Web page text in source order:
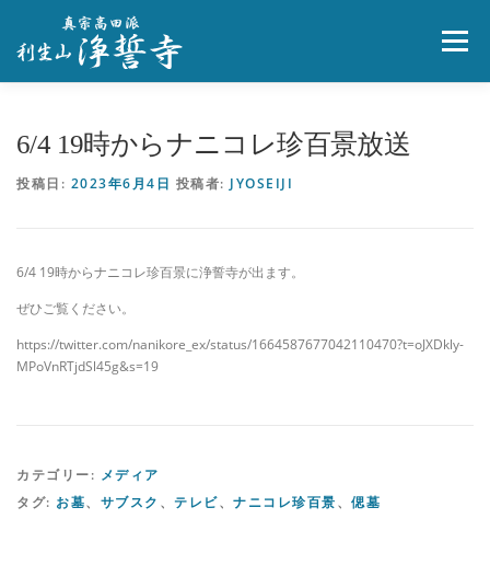
メニュー
6/4 19時からナニコレ珍百景放送
投稿日: 2023年6月4日 投稿者: JYOSEIJI
6/4 19時からナニコレ珍百景に浄誓寺が出ます。
ぜひご覧ください。
https://twitter.com/nanikore_ex/status/1664587677042110470?t=oJXDkly-
MPoVnRTjdSl45g&s=19
カテゴリー: メディア
タグ: お墓、 サブスク 、 テレビ、 ナニコレ珍百景、 偲墓